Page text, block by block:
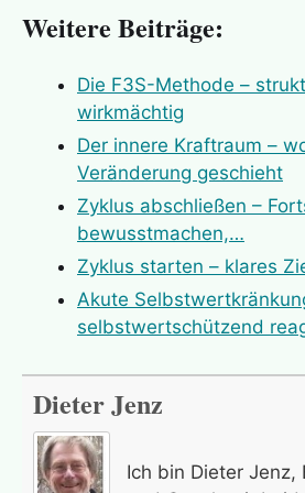
Emmons, Robert
Firus, Christian
Ford, Henry
Foucauld, Charles de
Frankl, Viktor
Friedrich der Grosse
Frisch, Max
Fromm, Erich
Galilei, Galileo
Gide, Andre
Goethe, Johann
Sinn, Lebenssinn
sein/werden
Veränderung,
Vergebung, vergeben,
Verletzung (seelisch),
sein/werden,
Vertrauen
Wertschätzung, sich/
wertschätzen
Ziel, Ziele
Weitere Beiträge:
Die F3S-Methode –
wirkmächtig
Der innere Kraftraum –
Veränderung geschieht
Zyklus abschließen –
bewusstmachen,…
Zyklus starten – klares
Akute
selbstwertschützend
Dieter Jenz
Ich bin Dieter Jenz,